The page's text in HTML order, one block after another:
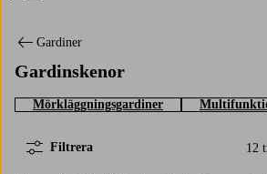
Gardiner
Gardinskenor
Mörkläggningsgardiner
12
Filtrera